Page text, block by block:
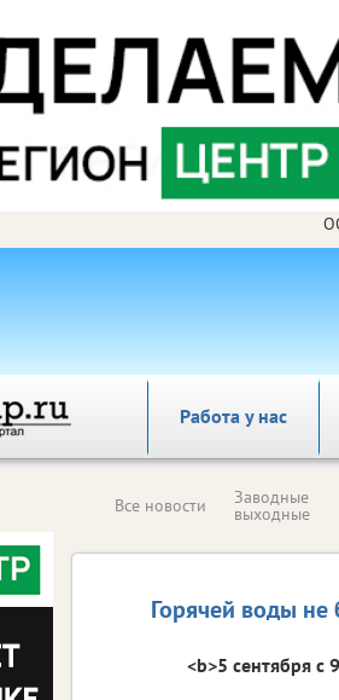
Работа у нас
Все новости Заводные
выходные
Горячей воды не
<b>5 сентября с